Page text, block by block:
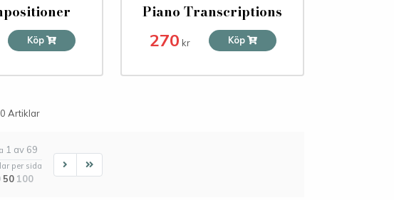
Köp
Piano Transcriptions
270 kr Köp
Artiklar
1 av 69
per sida
50 100
Next Last